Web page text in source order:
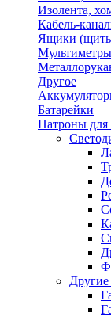
Изолента,
Кабель-
Ящики
Мультиметры
Другое
Батарейки
Патроны для